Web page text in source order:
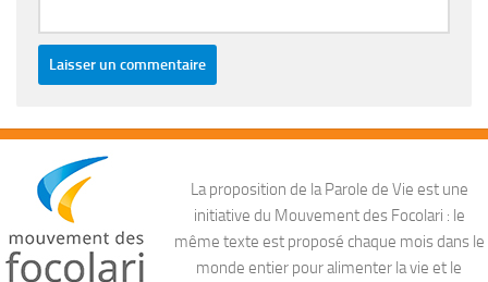
La proposition de la Parole de Vie est une
initiative du Mouvement des Focolari : le
même texte est proposé chaque mois dans le
monde entier pour alimenter la vie et le